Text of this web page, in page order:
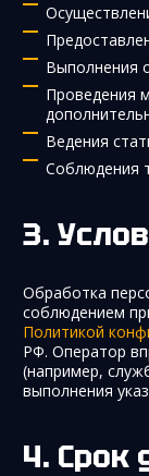
Выполнения
Проведения
Ведения
Соблюдения
Обработка
соблюдением
Политикой
РФ. Оператор
(например,
выполнения
Срок